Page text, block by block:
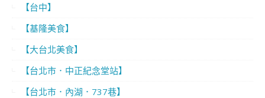
【台中】
【基隆美食】
【大台北美食】
【台北市．中正紀念堂站】
【台北市．內湖．737巷】